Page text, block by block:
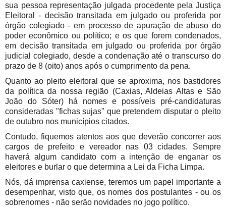
sua pessoa representação julgada procedente pela Justiça
Eleitoral - decisão transitada em julgado ou proferida por
órgão colegiado - em processo de apuração de abuso do
poder econômico ou político; e os que forem condenados,
em decisão transitada em julgado ou proferida por órgão
judicial colegiado, desde a condenação até o transcurso do
prazo de 8 (oito) anos após o cumprimento da pena.
Quanto ao pleito eleitoral que se aproxima, nos bastidores
da política da nossa região (Caxias, Aldeias Altas e São
João do Sóter) há nomes e possíveis pré-candidaturas
consideradas "fichas sujas" que pretendem disputar o pleito
de outubro nos municípios citados.
Contudo, fiquemos atentos aos que deverão concorrer aos
cargos de prefeito e vereador nas 03 cidades. Sempre
haverá algum candidato com a intenção de enganar os
eleitores e burlar o que determina a Lei da Ficha Limpa.
Nós, dá imprensa caxiense, teremos um papel importante a
desempenhar, visto que, os nomes dos postulantes - ou os
sobrenomes - não serão novidades no jogo político.